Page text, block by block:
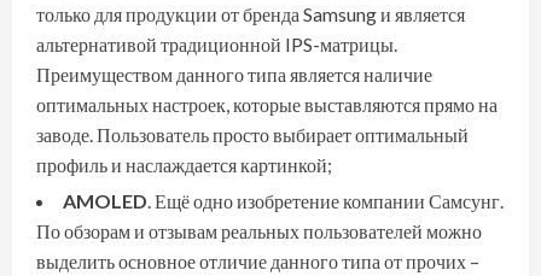
только для продукции от бренда Samsung и является
альтернативой традиционной IPS-матрицы.
Преимуществом данного типа является наличие
оптимальных настроек, которые выставляются прямо на
заводе. Пользователь просто выбирает оптимальный
профиль и наслаждается картинкой;
AMOLED . Ещё одно изобретение компании Самсунг.
По обзорам и отзывам реальных пользователей можно
выделить основное отличие данного типа от прочих –